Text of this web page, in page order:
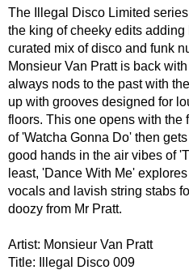
The Illegal Disco Limited
the king of cheeky edits
curated mix of disco and funk
Monsieur Van Pratt is back
always nods to the past with
up with grooves designed for
floors. This one opens with the
of 'Watcha Gonna Do' then
good hands in the air vibes of
least, 'Dance With Me'
vocals and lavish string stabs
doozy from Mr Pratt.
Artist: Monsieur Van Pratt
Title: Illegal Disco 009